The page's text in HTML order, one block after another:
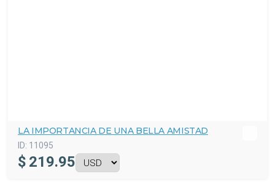
LA IMPORTANCIA DE UNA BELLA AMISTAD
ID: 11095
$ 219.95